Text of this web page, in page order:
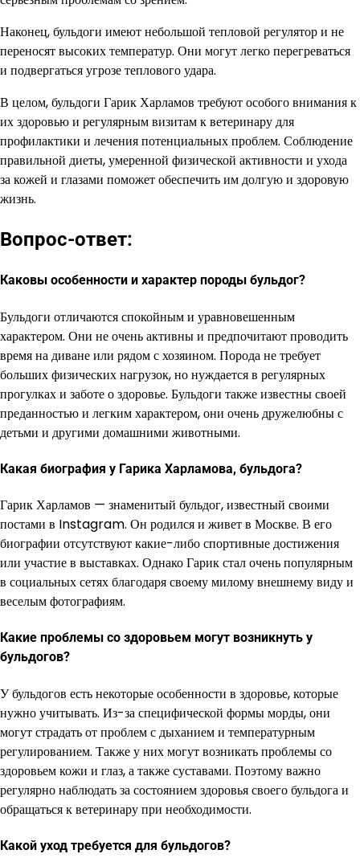
Наконец, бульдоги имеют небольшой тепловой регулятор и не
переносят высоких температур. Они могут легко перегреваться
и подвергаться угрозе теплового удара.
В целом, бульдоги Гарик Харламов требуют особого внимания к
их здоровью и регулярным визитам к ветеринару для
профилактики и лечения потенциальных проблем. Соблюдение
правильной диеты, умеренной физической активности и ухода
за кожей и глазами поможет обеспечить им долгую и здоровую
жизнь.
Вопрос-ответ:
Каковы особенности и характер породы бульдог?
Бульдоги отличаются спокойным и уравновешенным
характером. Они не очень активны и предпочитают проводить
время на диване или рядом с хозяином. Порода не требует
больших физических нагрузок, но нуждается в регулярных
прогулках и заботе о здоровье. Бульдоги также известны своей
преданностью и легким характером, они очень дружелюбны с
детьми и другими домашними животными.
Какая биография у Гарика Харламова, бульдога?
Гарик Харламов — знаменитый бульдог, известный своими
постами в Instagram. Он родился и живет в Москве. В его
биографии отсутствуют какие-либо спортивные достижения
или участие в выставках. Однако Гарик стал очень популярным
в социальных сетях благодаря своему милому внешнему виду и
веселым фотографиям.
Какие проблемы со здоровьем могут возникнуть у
бульдогов?
У бульдогов есть некоторые особенности в здоровье, которые
нужно учитывать. Из-за специфической формы морды, они
могут страдать от проблем с дыханием и температурным
регулированием. Также у них могут возникать проблемы со
здоровьем кожи и глаз, а также суставами. Поэтому важно
регулярно наблюдать за состоянием здоровья своего бульдога и
обращаться к ветеринару при необходимости.
Какой уход требуется для бульдогов?